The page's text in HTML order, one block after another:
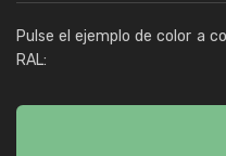
Pulse el ejemplo de color a
RAL: